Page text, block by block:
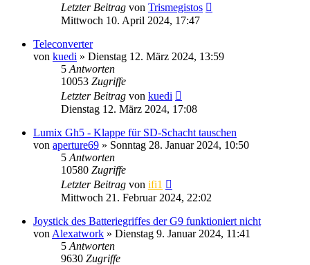
Letzter Beitrag von Trismegistos
Mittwoch 10. April 2024, 17:47
Teleconverter
von kuedi » Dienstag 12. März 2024, 13:59
5 Antworten
10053 Zugriffe
Letzter Beitrag von kuedi
Dienstag 12. März 2024, 17:08
Lumix Gh5 - Klappe für SD-Schacht tauschen
von aperture69 » Sonntag 28. Januar 2024, 10:50
5 Antworten
10580 Zugriffe
Letzter Beitrag von ifi1
Mittwoch 21. Februar 2024, 22:02
Joystick des Batteriegriffes der G9 funktioniert nicht
von Alexatwork » Dienstag 9. Januar 2024, 11:41
5 Antworten
9630 Zugriffe